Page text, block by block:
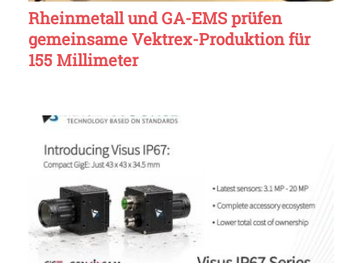
Rheinmetall und GA-EMS prüfen
gemeinsame Vektrex-Produktion für
155 Millimeter